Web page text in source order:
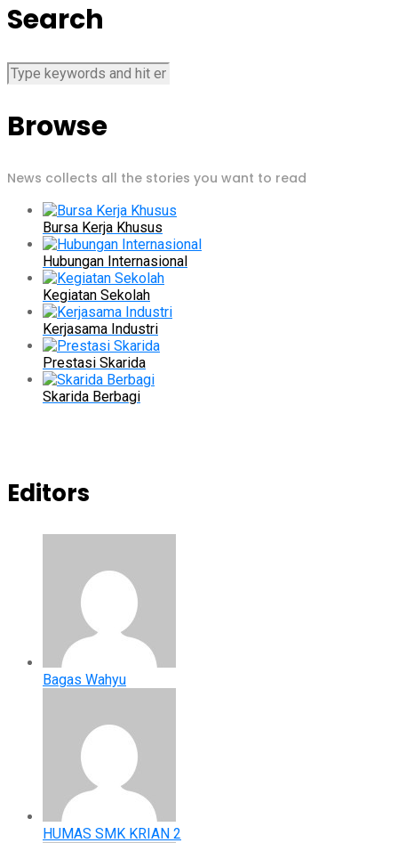
Search
Browse
News collects all the stories you want to read
Bursa Kerja Khusus
Hubungan Internasional
Kegiatan Sekolah
Kerjasama Industri
Prestasi Skarida
Skarida Berbagi
Editors
Bagas Wahyu
HUMAS SMK KRIAN 2